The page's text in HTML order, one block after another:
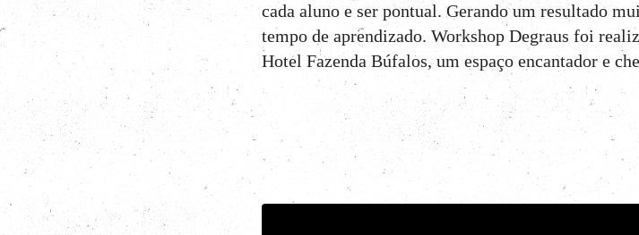
cada aluno e ser pontual. Gerando um resultado
tempo de aprendizado. Workshop Degraus foi
Hotel Fazenda Búfalos, um espaço encantador e
Comentar